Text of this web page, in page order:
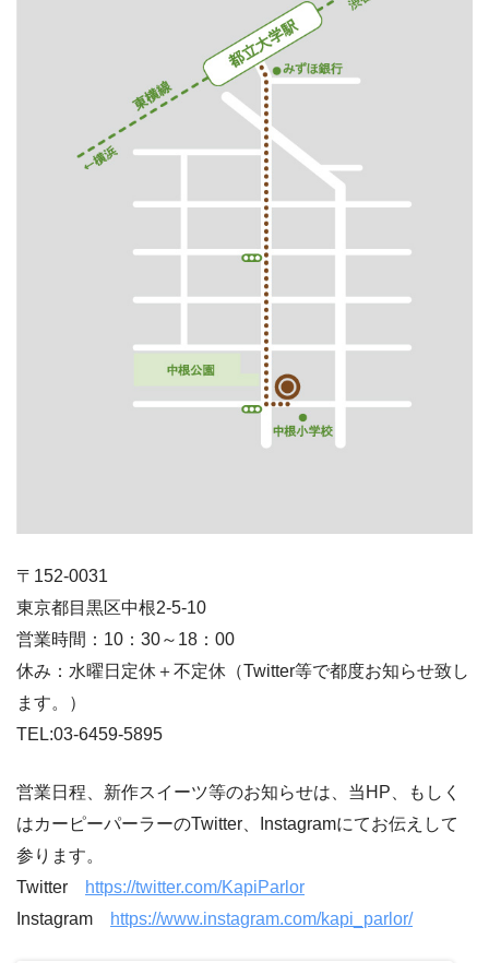
〒152-0031
東京都目黒区中根2-5-10
営業時間：10：30～18：00
休み：水曜日定休＋不定休（Twitter等で都度お知らせ致し
ます。）
TEL:03-6459-5895
営業日程、新作スイーツ等のお知らせは、当HP、もしく
はカーピーパーラーのTwitter、Instagramにてお伝えして
参ります。
Twitter
https://twitter.com/KapiParlor
Instagram
https://www.instagram.com/kapi_parlor/